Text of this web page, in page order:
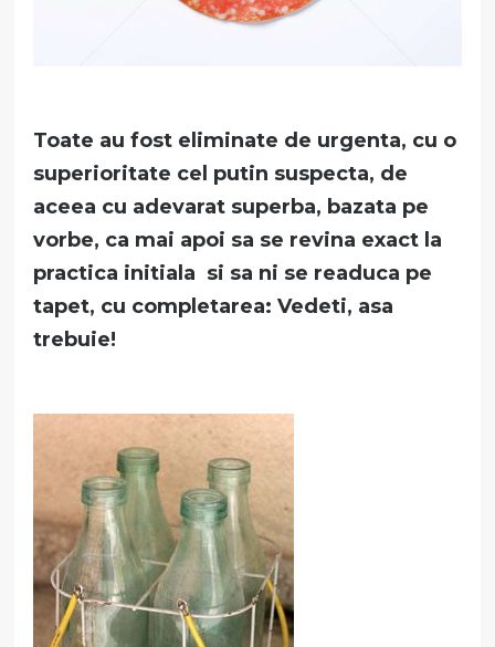
Toate au fost eliminate de urgenta, cu o
superioritate cel putin suspecta, de
aceea cu adevarat superba, bazata pe
vorbe, ca mai apoi sa se revina exact la
practica initiala si sa ni se readuca pe
tapet, cu completarea: Vedeti, asa
trebuie!